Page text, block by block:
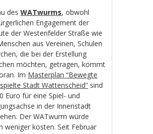
desWATwurms, obwohl
Engagement der
der Westenfelder Straße wie
aus Vereinen, Schulen
die bei der Erstellung
möchten, getragen, kommt
Im Masterplan “Bewegte
Stadt Wattenscheid” sind
Euro für eine Spiel- und
in der Innenstadt
Der WATwurm würde
weniger kosten. Seit Februar